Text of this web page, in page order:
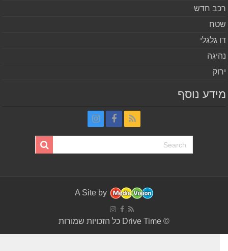
חדש
גלגלי
נוסף
A Site by